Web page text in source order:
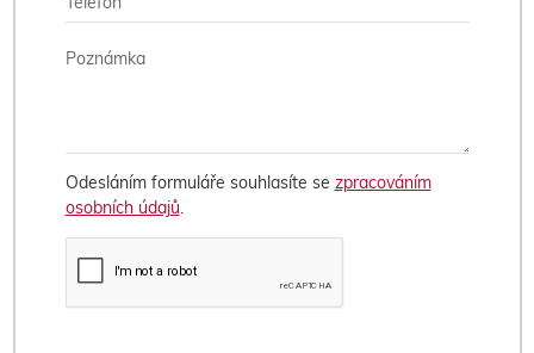
Odesláním formuláře souhlasíte se zpracováním
osobních údajů.